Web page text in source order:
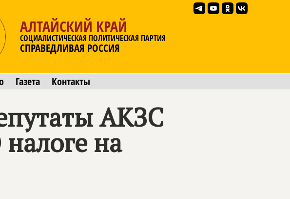
АЛТАЙСКИЙ КРАЙ
СОЦИАЛИСТИЧЕСКАЯ ПОЛИТИЧЕСКАЯ ПАРТИЯ
СПРАВЕДЛИВАЯ РОССИЯ
Газета Контакты
АКЗС
на